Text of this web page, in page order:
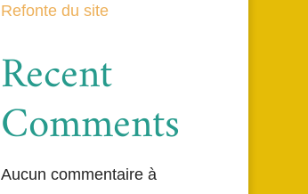
Refonte du site
Recent
Comments
Aucun commentaire à